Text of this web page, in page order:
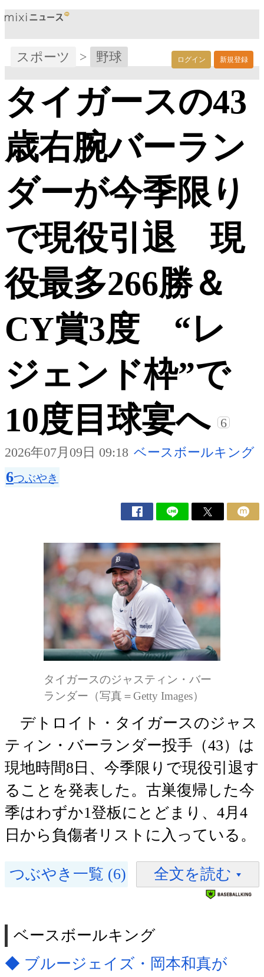
ログイン 新規登録
スポーツ > 野球
タイガースの43
歳右腕バーラン
ダーが今季限り
で現役引退 現
役最多266勝＆
CY賞3度 “レ
ジェンド枠”で
10度目球宴へ
6
2026年07月09日 09:18 ベースボールキング
6つぶやき
タイガースのジャスティン・バー
ランダー（写真＝Getty Images）
デトロイト・タイガースのジャス
ティン・バーランダー投手（43）は
現地時間8日、今季限りで現役引退す
ることを発表した。古巣復帰した今
季はわずか1登板にとどまり、4月4
日から負傷者リストに入っている。
つぶやき一覧 (6) 全文を読む
ベースボールキング
◆ ブルージェイズ・岡本和真が